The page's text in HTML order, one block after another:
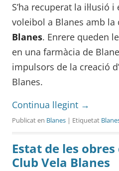
S’ha recuperat la il·lusió
voleibol a Blanes amb la
Blanes. Enrere queden
en una farmàcia de
impulsors de la creació
Blanes.
Continua llegint →
Publicat en Blanes | Etiquetat
Estat de les
Club Vela Blanes